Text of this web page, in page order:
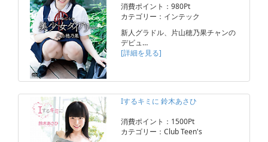
消費ポイント：980Pt
カテゴリー：インテック
新人グラドル、片山穂乃果チャンの
デビュ…
[詳細を見る]
Iするキミに 鈴木あさひ
消費ポイント：1500Pt
カテゴリー：Club Teen's